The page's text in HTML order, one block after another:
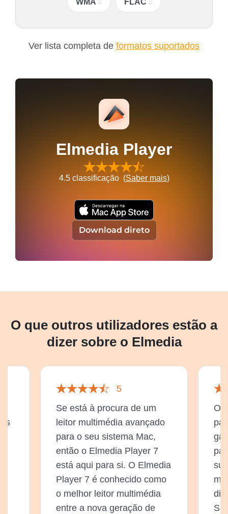
Ver lista completa de formatos suportados
Elmedia Player
4.5classificação (Saber mais)
Download direto
O que outros utilizadores estão a
dizer sobre o Elmedia
5
Se está à procura de um
leitor multimédia avançado
para o seu sistema Mac,
então o Elmedia Player 7
está aqui para si. O Elmedia
Player 7 é conhecido como
o melhor leitor multimédia
entre a nova geração de
O